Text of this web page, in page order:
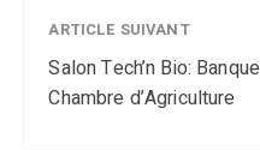
ARTICLE SUIVANT
Salon Tech’n Bio:
Chambre d’Agriculture